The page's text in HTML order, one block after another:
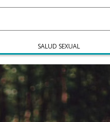
SALUD SEXUAL